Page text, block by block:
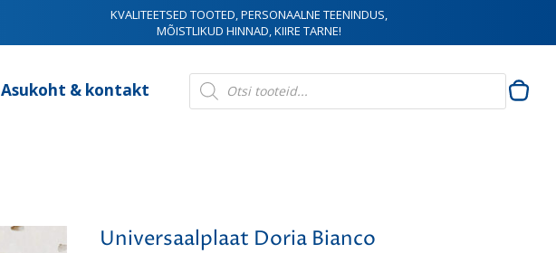
KVALITEETSED TOOTED, PERSONAALNE TEENINDUS,
MÕISTLIKUD HINNAD, KIIRE TARNE!
Asukoht & kontakt
Products
search
Universaalplaat Doria Bianco